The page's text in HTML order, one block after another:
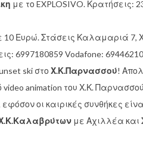
με το EXPLOSIVO. Κρατήσεις:
10 Ευρώ. Στάσεις Καλαμαριά 7,
6997180859 Vodafone:
ski στοΧ.Κ.Παρνασσού!
animation του Χ.Κ. Παρνασσού
οι καιρικές συνθήκες
με Αχιλλέα και